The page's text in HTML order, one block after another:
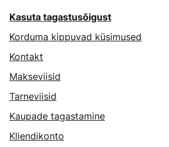
Kasuta tagastusõigust
Korduma kippuvad küsimused
Kontakt
Makseviisid
Tarneviisid
Kaupade tagastamine
Kliendikonto